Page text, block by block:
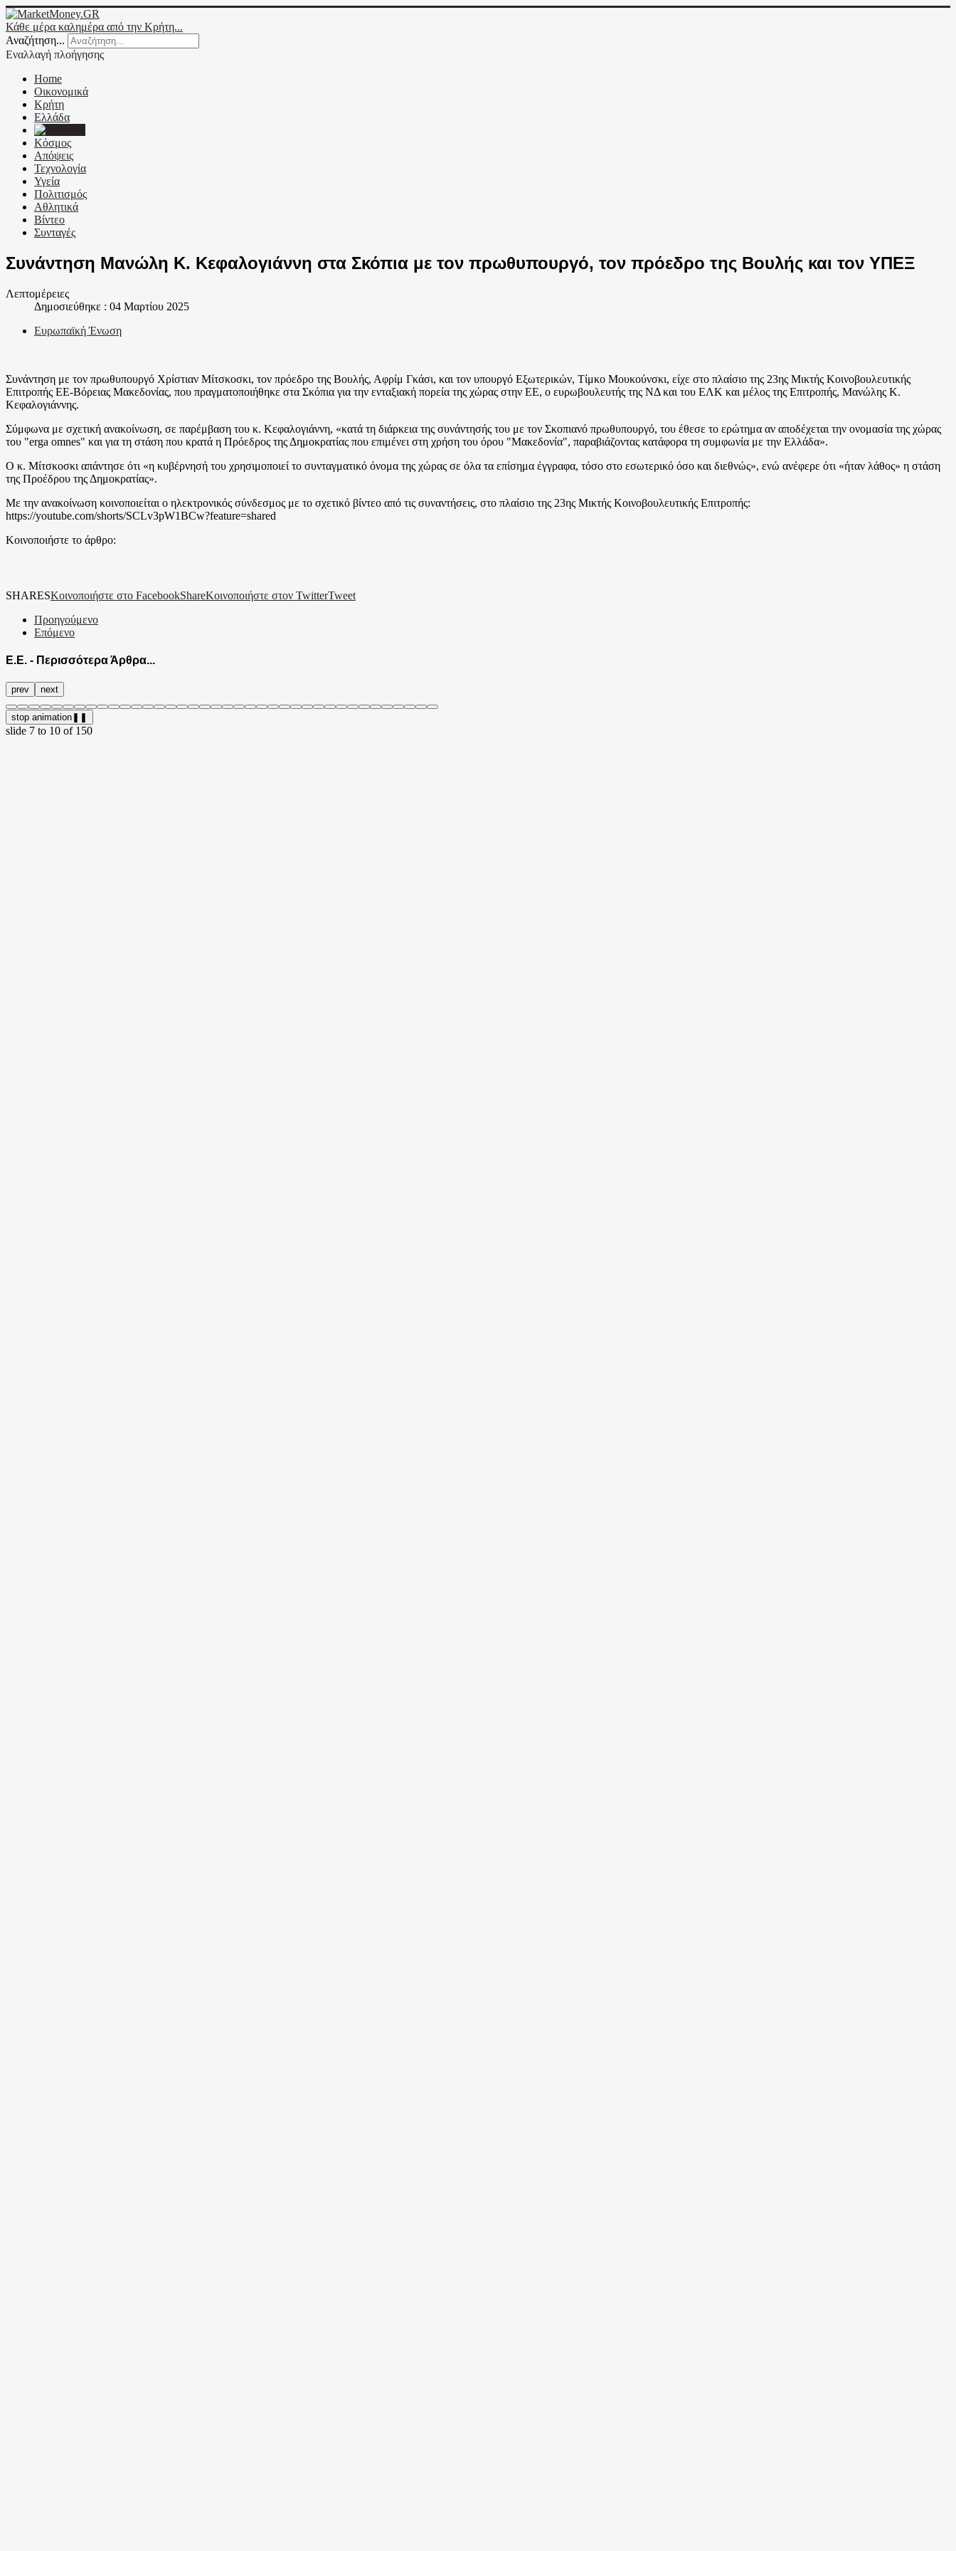
Κάθε μέρα καλημέρα από την Κρήτη...
Αναζήτηση...
Εναλλαγή πλοήγησης
Home
Οικονομικά
Κρήτη
Ελλάδα
Κόσμος
Απόψεις
Τεχνολογία
Υγεία
Πολιτισμός
Αθλητικά
Βίντεο
Συνταγές
Συνάντηση Μανώλη Κ. Κεφαλογιάννη στα Σκόπια με τον πρωθυπουργό, τον πρόεδρο της Βουλής και τον ΥΠΕΞ
Λεπτομέρειες
Δημοσιεύθηκε : 04 Μαρτίου 2025
Ευρωπαϊκή Ένωση
Συνάντηση με τον πρωθυπουργό Χρίστιαν Μίτσκοσκι, τον πρόεδρο της Βουλής, Αφρίμ Γκάσι, και τον υπουργό Εξωτερικών, Τίμκο Μουκούνσκι, είχε στο πλαίσιο της 23ης Μικτής Κοινοβουλευτικής
Επιτροπής ΕΕ-Βόρειας Μακεδονίας, που πραγματοποιήθηκε στα Σκόπια για την ενταξιακή πορεία της χώρας στην ΕΕ, ο ευρωβουλευτής της ΝΔ και του ΕΛΚ και μέλος της Επιτροπής, Μανώλης Κ.
Κεφαλογιάννης.
Σύμφωνα με σχετική ανακοίνωση, σε παρέμβαση του κ. Κεφαλογιάννη, «κατά τη διάρκεια της συνάντησής του με τον Σκοπιανό πρωθυπουργό, του έθεσε το ερώτημα αν αποδέχεται την ονομασία της χώρας
του "erga omnes" και για τη στάση που κρατά η Πρόεδρος της Δημοκρατίας που επιμένει στη χρήση του όρου "Μακεδονία", παραβιάζοντας κατάφορα τη συμφωνία με την Ελλάδα».
Ο κ. Μίτσκοσκι απάντησε ότι «η κυβέρνησή του χρησιμοποιεί το συνταγματικό όνομα της χώρας σε όλα τα επίσημα έγγραφα, τόσο στο εσωτερικό όσο και διεθνώς», ενώ ανέφερε ότι «ήταν λάθος» η στάση
της Προέδρου της Δημοκρατίας».
Με την ανακοίνωση κοινοποιείται ο ηλεκτρονικός σύνδεσμος με το σχετικό βίντεο από τις συναντήσεις, στο πλαίσιο της 23ης Μικτής Κοινοβουλευτικής Επιτροπής:
https://youtube.com/shorts/SCLv3pW1BCw?feature=shared
Κοινοποιήστε το άρθρο:
SHARESΚοινοποιήστε στο FacebookShareΚοινοποιήστε στον TwitterTweet
Προηγούμενο
Επόμενο
Ε.Ε. - Περισσότερα Άρθρα...
prev next
stop animation ❚❚
slide 7 to 10 of 150